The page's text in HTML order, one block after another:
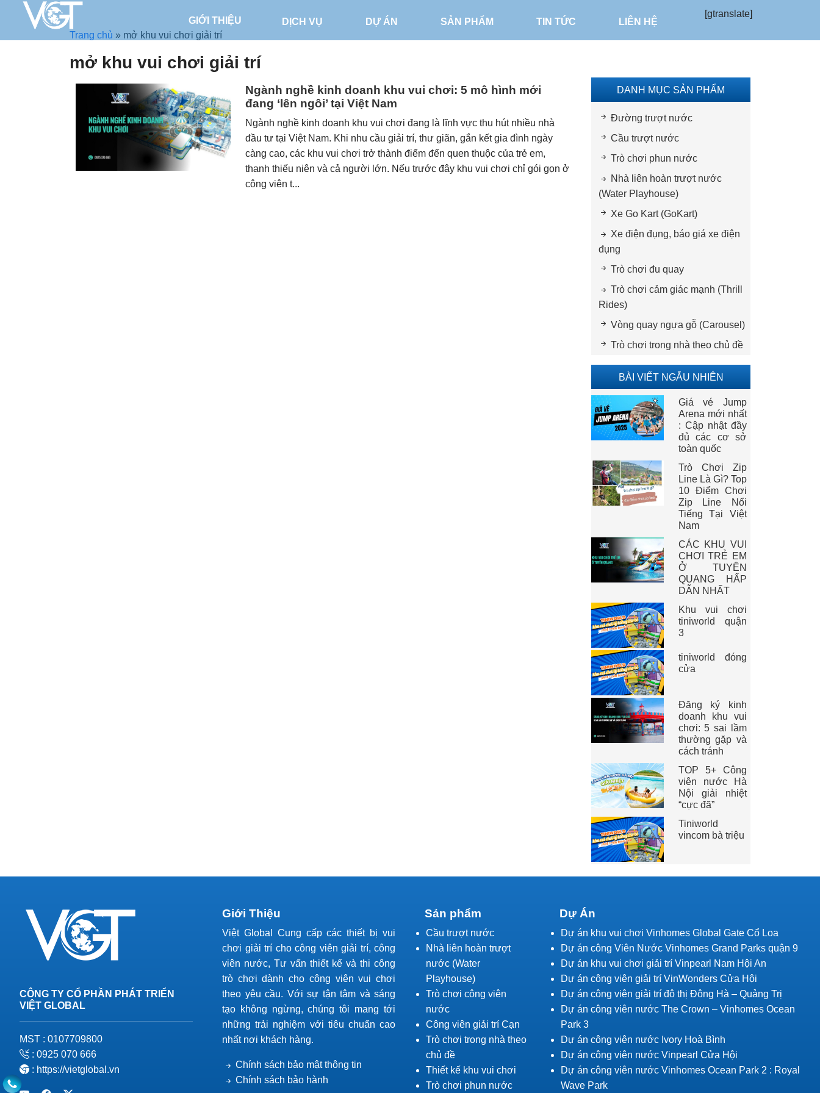
GIỚI THIỆU DỊCH VỤ DỰ ÁN SẢN PHẨM TIN TỨC LIÊN HỆ
[gtranslate]
Trang chủ » mở khu vui chơi giải trí
mở khu vui chơi giải trí
Ngành nghề kinh doanh khu vui chơi: 5 mô hình mới
đang ‘lên ngôi’ tại Việt Nam
Ngành nghề kinh doanh khu vui chơi đang là lĩnh vực thu hút nhiều nhà
đầu tư tại Việt Nam. Khi nhu cầu giải trí, thư giãn, gắn kết gia đình ngày
càng cao, các khu vui chơi trở thành điểm đến quen thuộc của trẻ em,
thanh thiếu niên và cả người lớn. Nếu trước đây khu vui chơi chỉ gói gọn ở
công viên t...
DANH MỤC SẢN PHẨM
Đường trượt nước
Cầu trượt nước
Trò chơi phun nước
Nhà liên hoàn trượt nước
(Water Playhouse)
Xe Go Kart (GoKart)
Xe điện đụng, báo giá xe điện
đụng
Trò chơi đu quay
Trò chơi cảm giác mạnh (Thrill
Rides)
Vòng quay ngựa gỗ (Carousel)
Trò chơi trong nhà theo chủ đề
BÀI VIẾT NGẪU NHIÊN
Giá vé Jump
Arena mới nhất
: Cập nhật đầy
đủ các cơ sở
toàn quốc
Trò Chơi Zip
Line Là Gì? Top
10 Điểm Chơi
Zip Line Nổi
Tiếng Tại Việt
Nam
CÁC KHU VUI
CHƠI TRẺ EM
Ở TUYÊN
QUANG HẤP
DẪN NHẤT
Khu vui chơi
tiniworld quận
3
tiniworld đóng
cửa
Đăng ký kinh
doanh khu vui
chơi: 5 sai lầm
thường gặp và
cách tránh
TOP 5+ Công
viên nước Hà
Nội giải nhiệt
“cực đã”
Tiniworld
vincom bà triệu
CÔNG TY CỔ PHẦN PHÁT TRIỂN
VIỆT GLOBAL
MST : 0107709800
: 0925 070 666
: https://vietglobal.vn
Giới Thiệu
Việt Global Cung cấp các thiết bị vui
chơi giải trí cho công viên giải trí, công
viên nước, Tư vấn thiết kế và thi công
trò chơi dành cho công viên vui chơi
theo yêu cầu. Với sự tận tâm và sáng
tạo không ngừng, chúng tôi mang tới
những trải nghiệm với tiêu chuẩn cao
nhất nơi khách hàng.
Chính sách bảo mật thông tin
Chính sách bảo hành
Sản phẩm
Cầu trượt nước
Nhà liên hoàn trượt
nước (Water
Playhouse)
Trò chơi công viên
nước
Công viên giải trí Cạn
Trò chơi trong nhà theo
chủ đề
Thiết kế khu vui chơi
Trò chơi phun nước
Dự Án
Dự án khu vui chơi Vinhomes Global Gate Cổ Loa
Dự án công Viên Nước Vinhomes Grand Parks quận 9
Dự án khu vui chơi giải trí Vinpearl Nam Hội An
Dự án công viên giải trí VinWonders Cửa Hội
Dự án công viên giải trí đô thị Đông Hà – Quảng Trị
Dự án công viên nước The Crown – Vinhomes Ocean
Park 3
Dự án công viên nước Ivory Hoà Bình
Dự án công viên nước Vinpearl Cửa Hội
Dự án công viên nước Vinhomes Ocean Park 2 : Royal
Wave Park